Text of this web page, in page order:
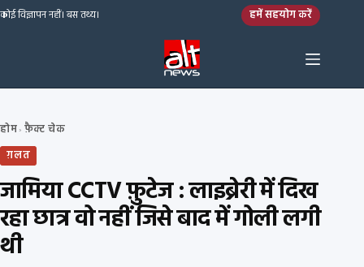
Skip to content
कोई विज्ञापन नहीं। बस तथ्य। हमें सहयोग करें
होम› फ़ैक्ट चेक
ग़लत
जामिया CCTV फ़ुटेज : लाइब्रेरी में दिख
रहा छात्र वो नहीं जिसे बाद में गोली लगी
थी